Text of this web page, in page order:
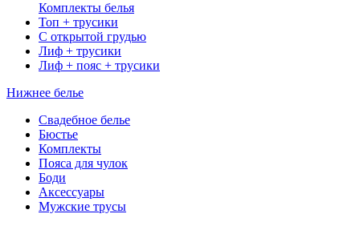
Комплекты белья
Топ + трусики
С открытой грудью
Лиф + трусики
Лиф + пояс + трусики
Нижнее белье
Свадебное белье
Бюстье
Комплекты
Пояса для чулок
Боди
Аксессуары
Мужские трусы